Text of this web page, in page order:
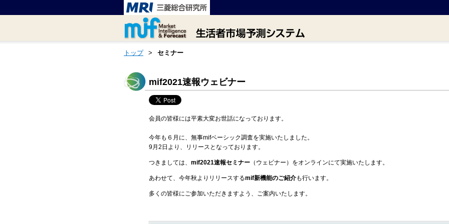
トップ > セミナー
mif2021速報ウェビナー
会員の皆様には平素大変お世話になっております。
今年も６月に、無事mifベーシック調査を実施いたしました。
9月2日より、リリースとなっております。
つきましては、 mif2021速報セミナー （ウェビナー）をオンラインにて実施いたします。
あわせて、今年秋よりリリースするmif新機能のご紹介も行います。
多くの皆様にご参加いただきますよう、ご案内いたします。